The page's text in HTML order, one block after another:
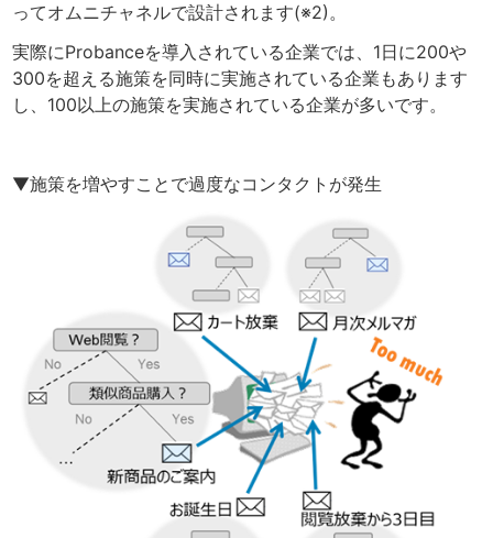
ってオムニチャネルで設計されます(※2)。
実際にProbanceを導入されている企業では、1日に200や
300を超える施策を同時に実施されている企業もあります
し、100以上の施策を実施されている企業が多いです。
▼施策を増やすことで過度なコンタクトが発生